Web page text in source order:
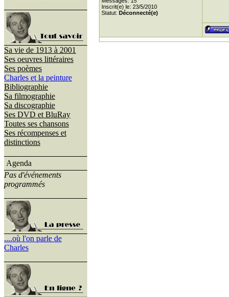
Sa vie de 1913 à 2001
Ses oeuvres littéraires
Ses poèmes
Charles et la peinture
Bibliographie
Sa filmographie
Sa discographie
Ses DVD et BluRay
Toutes ses chansons
Ses récompenses et
distinctions
Agenda
Pas d'événements
programmés
....où l'on parle de
Charles
Inscrit(e) le: 23/5/2010
Statut: Déconnecté(e)